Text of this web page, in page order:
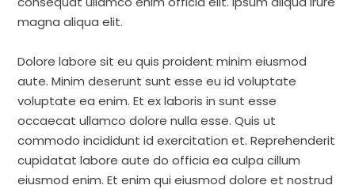
magna aliqua elit.
Dolore labore sit eu quis proident minim eiusmod
aute. Minim deserunt sunt esse eu id voluptate
voluptate ea enim. Et ex laboris in sunt esse
occaecat ullamco dolore nulla esse. Quis ut
commodo incididunt id exercitation et. Reprehenderit
cupidatat labore aute do officia ea culpa cillum
eiusmod enim. Et enim qui eiusmod dolore et nostrud